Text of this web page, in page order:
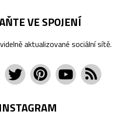
VE SPOJENÍ
aktualizované sociální sítě.
INSTAGRAM